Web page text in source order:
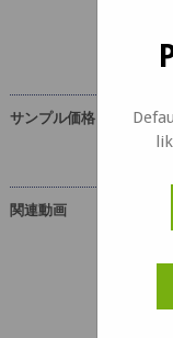
サンプル価格
関連動画